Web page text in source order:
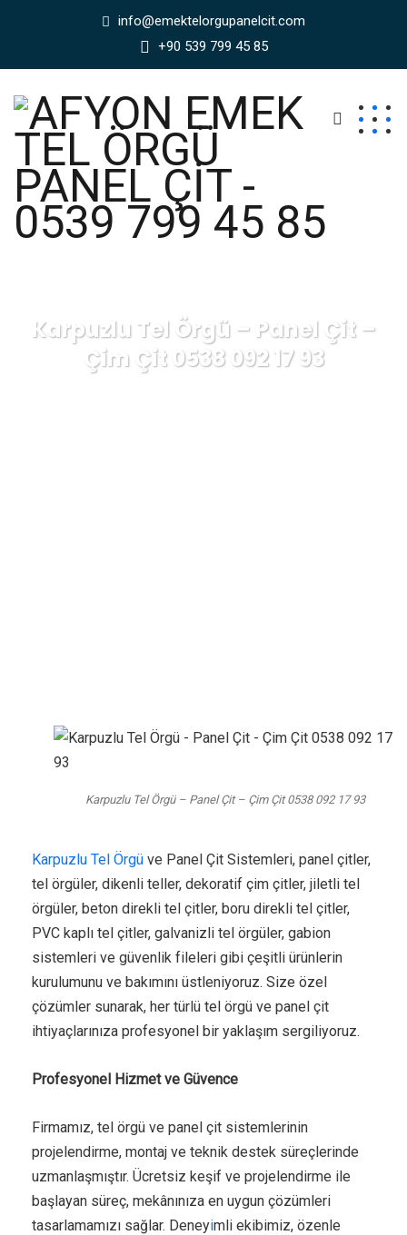
info@emektelorgupanelcit.com
+90 539 799 45 85
Karpuzlu Tel Örgü – Panel Çit –
Çim Çit 0538 092 17 93
Karpuzlu Tel Örgü – Panel Çit – Çim Çit 0538 092 17 93
Karpuzlu Tel Örgü ve Panel Çit Sistemleri, panel çitler,
tel örgüler, dikenli teller, dekoratif çim çitler, jiletli tel
örgüler, beton direkli tel çitler, boru direkli tel çitler,
PVC kaplı tel çitler, galvanizli tel örgüler, gabion
sistemleri ve güvenlik fileleri gibi çeşitli ürünlerin
kurulumunu ve bakımını üstleniyoruz. Size özel
çözümler sunarak, her türlü tel örgü ve panel çit
ihtiyaçlarınıza profesyonel bir yaklaşım sergiliyoruz.
Profesyonel Hizmet ve Güvence
Firmamız, tel örgü ve panel çit sistemlerinin
projelendirme, montaj ve teknik destek süreçlerinde
uzmanlaşmıştır. Ücretsiz keşif ve projelendirme ile
başlayan süreç, mekânınıza en uygun çözümleri
tasarlamamızı sağlar. Deneyimli ekibimiz, özenle